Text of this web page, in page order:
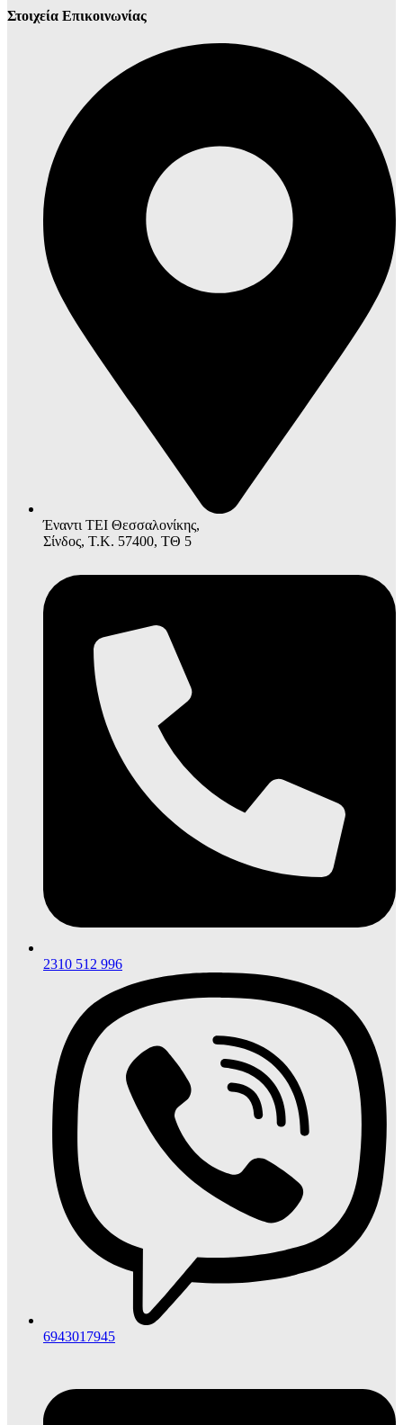
Στοιχεία Επικοινωνίας
Έναντι ΤΕΙ Θεσσαλονίκης,
Σίνδος, Τ.Κ. 57400, ΤΘ 5
2310 512 996
6943017945